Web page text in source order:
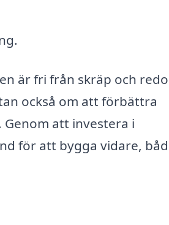
är fri från skräp och
också om att förbättra
att investera i
för att bygga vidare,